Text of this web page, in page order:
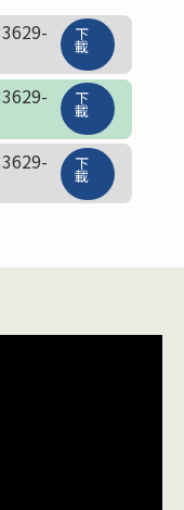
下
載
下
載
下
載